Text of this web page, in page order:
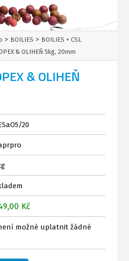
> BOILIES > BOILIES + CSL
& OLIHEŇ 5kg, 20mm
& OLIHEŇ
20
Kč
možné uplatnit žádné